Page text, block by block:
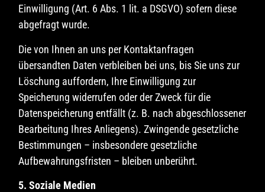
Einwilligung (Art. 6 Abs. 1 lit. a DSGVO) sofern diese
abgefragt wurde.
Die von Ihnen an uns per Kontaktanfragen
übersandten Daten verbleiben bei uns, bis Sie uns zur
Löschung auffordern, Ihre Einwilligung zur
Speicherung widerrufen oder der Zweck für die
Datenspeicherung entfällt (z. B. nach abgeschlossener
Bearbeitung Ihres Anliegens). Zwingende gesetzliche
Bestimmungen – insbesondere gesetzliche
Aufbewahrungsfristen – bleiben unberührt.
5. Soziale Medien